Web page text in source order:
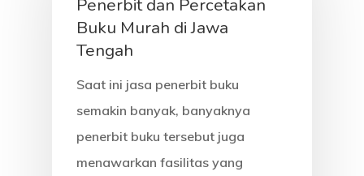
Penerbit dan Percetakan
Buku Murah di Jawa
Tengah
Saat ini jasa penerbit buku
semakin banyak, banyaknya
penerbit buku tersebut juga
menawarkan fasilitas yang